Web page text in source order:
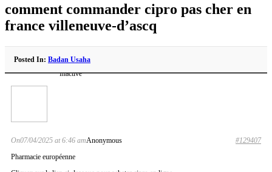
comment commander cipro pas cher en
france villeneuve-d’ascq
Posted In: Badan Usaha
Inactive
Anonymous
On07/04/2025 at 6:46 am
#129407
Pharmacie européenne